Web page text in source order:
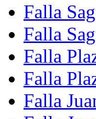
Falla
Falla
Falla
Falla
Falla